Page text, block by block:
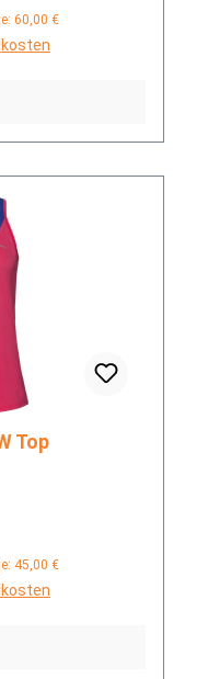
60,00 €
W Top
45,00 €